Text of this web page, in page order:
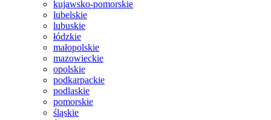
kujawsko-pomorskie
lubelskie
lubuskie
łódzkie
małopolskie
mazowieckie
opolskie
podkarpackie
podlaskie
pomorskie
śląskie